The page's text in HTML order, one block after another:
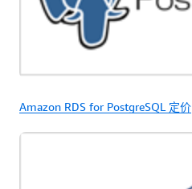
Amazon RDS for PostgreSQL 定价